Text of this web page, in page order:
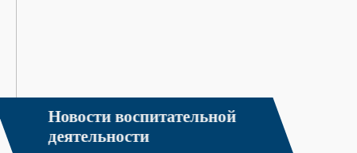
Новости воспитательной
деятельности